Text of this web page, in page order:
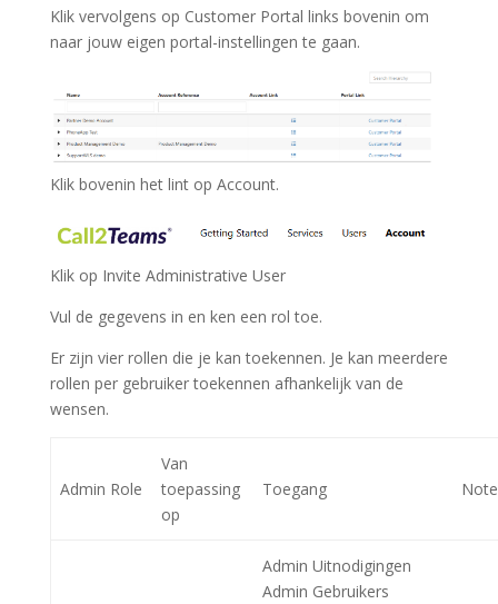
Klik vervolgens op Customer Portal links bovenin om
naar jouw eigen portal-instellingen te gaan.
Klik bovenin het lint op Account.
Klik op Invite Administrative User
Vul de gegevens in en ken een rol toe.
Er zijn vier rollen die je kan toekennen. Je kan meerdere
rollen per gebruiker toekennen afhankelijk van de
wensen.
Admin Role
Van
toepassing
op
Toegang Note
Admin Uitnodigingen
Admin Gebruikers